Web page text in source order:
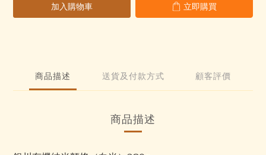
加入購物車 立即購買
商品描述 送貨及付款方式 顧客評價
商品描述